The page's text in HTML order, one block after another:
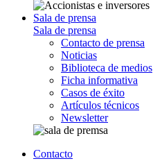
Sala de prensa
Sala de prensa
Contacto de prensa
Noticias
Biblioteca de medios
Ficha informativa
Casos de éxito
Artículos técnicos
Newsletter
Contacto